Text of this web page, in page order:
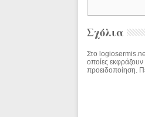
Σχόλια
Στο
οποίες εκφράζουν
προειδοποίηση.